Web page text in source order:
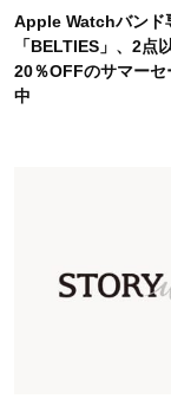
オ
旬
ス
Apple Watchバンド
「BELTIES」、2点
20％OFFのサマーセ
中